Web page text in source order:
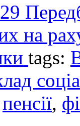
на
tags:
пенсії,